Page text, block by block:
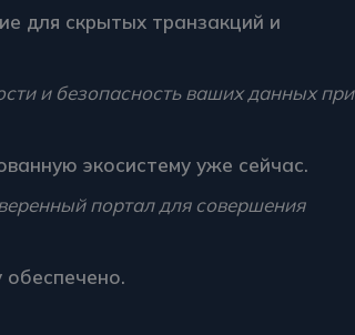
для скрытых транзакций и
и безопасность ваших данных при
экосистему уже сейчас.
портал для совершения
обеспечено.